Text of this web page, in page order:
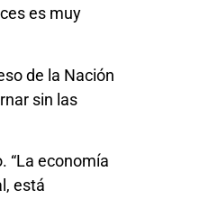
es muy
de la Nación
sin las
“La economía
está